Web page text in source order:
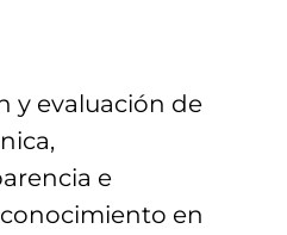
y evaluación de
e
en